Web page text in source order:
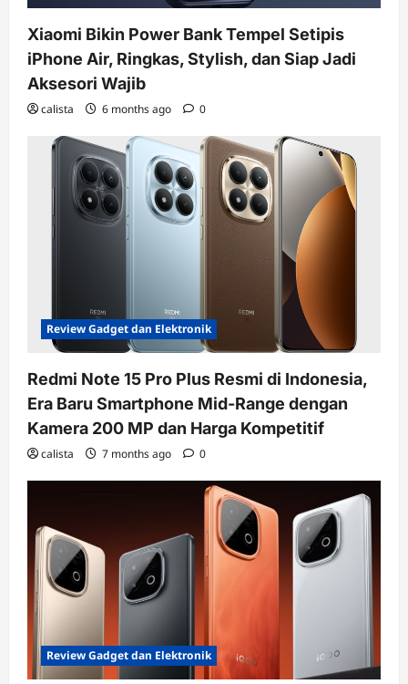
Xiaomi Bikin Power Bank Tempel Setipis
iPhone Air, Ringkas, Stylish, dan Siap Jadi
Aksesori Wajib
calista 6 months ago 0
Review Gadget dan Elektronik
Redmi Note 15 Pro Plus Resmi di Indonesia,
Era Baru Smartphone Mid-Range dengan
Kamera 200 MP dan Harga Kompetitif
calista 7 months ago 0
Review Gadget dan Elektronik